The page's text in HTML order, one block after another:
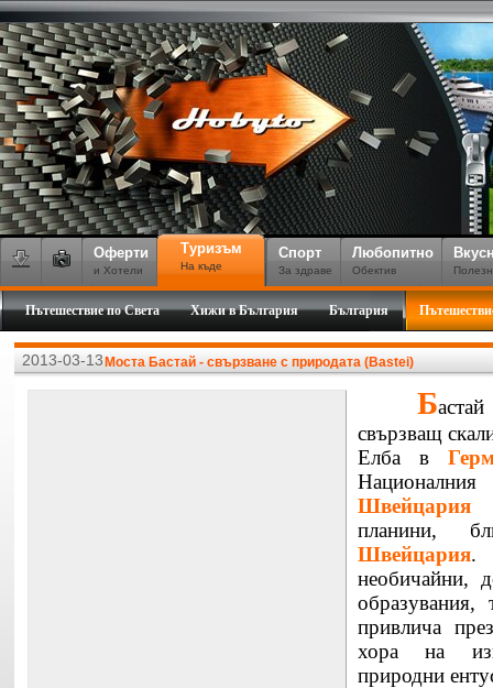
Оферти
и Хотели
Туризъм
На къде
Спорт
За здраве
Любопитно
Обектив
Пътешествие по Света Хижи в България България
2013-03-13 Моста Бастай - свързване с природата (Bastei)
Б
свързващ
Елба в
Швейцария
планини,
Швейцария.
необичайни,
образувания,
привлича
хора на
природни